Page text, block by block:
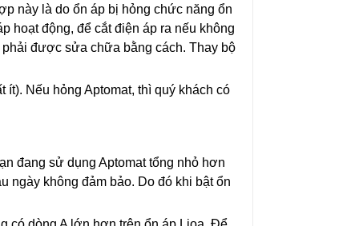
này là do ổn áp bị hỏng chức năng ổn
hoạt động, để cắt điện áp ra nếu không
được sửa chữa bằng cách. Thay bộ
Nếu hỏng Aptomat, thì quý khách có
đang sử dụng Aptomat tổng nhỏ hơn
ngày không đảm bảo. Do đó khi bật ổn